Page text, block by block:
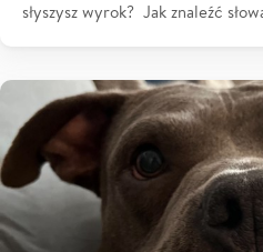
słyszysz wyrok? Jak znaleźć